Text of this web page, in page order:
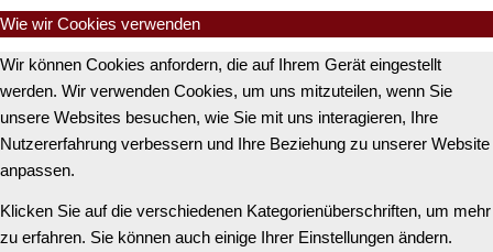
Wie wir Cookies verwenden
Wir können Cookies anfordern, die auf Ihrem Gerät eingestellt
werden. Wir verwenden Cookies, um uns mitzuteilen, wenn Sie
unsere Websites besuchen, wie Sie mit uns interagieren, Ihre
Nutzererfahrung verbessern und Ihre Beziehung zu unserer Website
anpassen.
Klicken Sie auf die verschiedenen Kategorienüberschriften, um mehr
zu erfahren. Sie können auch einige Ihrer Einstellungen ändern.